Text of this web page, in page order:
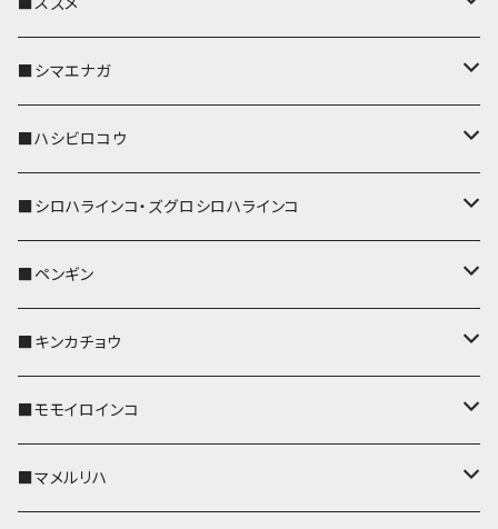
リールのみ
ストラップ付
IDカードホルダー
キーケース
名刺入れ・カードケース
コインケース
メガネケース
ポシェット・バッグ
帆布・デニム
Apple Watchバンド
リール付きストラップ
リールのみ
ストラップ付
キーケース
名刺入れ・カードケース
メガネケース
IDカードホルダー
ポシェット・バッグ
帆布・デニム
ポーチ
パスケース
IDカードホルダー
リール付きストラップ
リールのみ
ストラップ付
キーケース
名刺入れ・カードケース
ポシェット・バッグ
帆布・デニム
ポーチ
キーホルダー
パスケース
リール付きストラップ
リールのみ
ストラップ付
メガネケース
コインケース
IDカードホルダー
ポーチ
キーカバー
キーホルダー
パスケース
リール付きストラップ
リールのみ
ストラップ付
IDカードホルダー
メガネケース
コインケース
■シマエナガ
キーカバー
キーホルダー
パスケース
IDカードホルダー
リール付きストラップ
リールのみ
キーケース
■ハシビロコウ
キーカバー
キーホルダー
リール付きストラップ
リールのみ
ストラップ付
レザートレイ
パスケース
■シロハラインコ・ズグロシロハラインコ
キーカバー
キーホルダー
リール付きストラップ
リールのみ
パスケース
■ペンギン
キーカバー
キーホルダー
パスケース
■キンカチョウ
キーカバー
AppleWatchバンド
■モモイロインコ
キーカバー
■マメルリハ